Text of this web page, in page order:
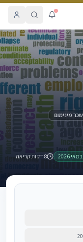
שכר מינימום
8 דקות קריאה